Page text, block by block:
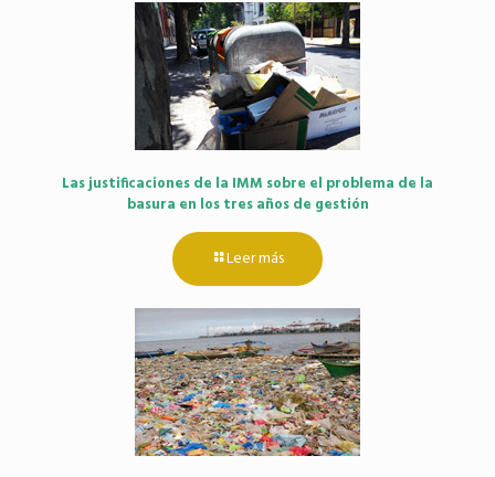
Las justificaciones de la IMM sobre el problema de la
basura en los tres años de gestión
Leer más